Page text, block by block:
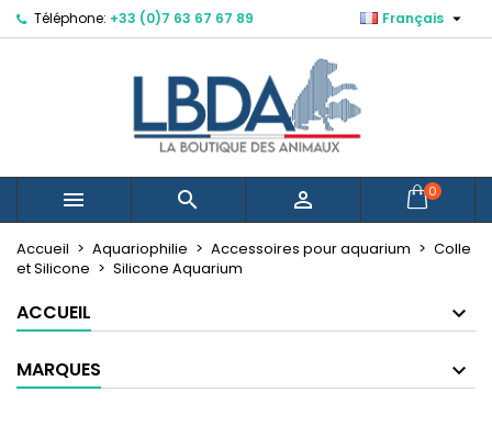
Téléphone: +33 (0)7 63 67 67 89 Français 
   0
Accueil Aquariophilie Accessoires pour aquarium
Colle
et Silicone
Silicone Aquarium
ACCUEIL
MARQUES
Mes listes d'envies ×
Créer une nouvelle liste
((modalTitle)) ×
((confirmMessage))
Créer une liste d'envies ×
Nom de la liste d'envies
Annuler Créer une liste d'envies
Connexion ×
Vous devez être connecté pour ajouter des produits
à votre liste d'envies.
Annuler Connexion